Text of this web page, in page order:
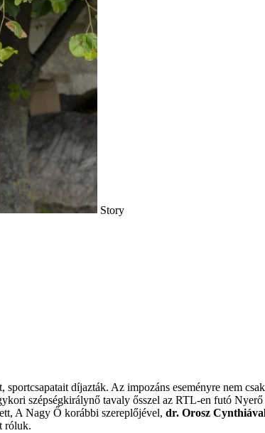
Story
díjazták. Az impozáns eseményre nem
szépségkirálynő tavaly ősszel az RTL-en futó Nyerő
A Nagy Ő korábbi szereplőjével, dr. Orosz
róluk.